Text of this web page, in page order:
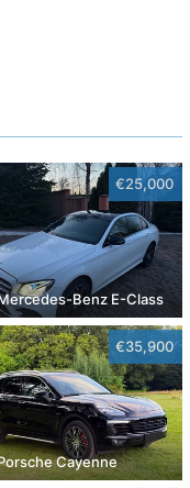
€25,000
Benz E-Class
€35,900
Cayenne